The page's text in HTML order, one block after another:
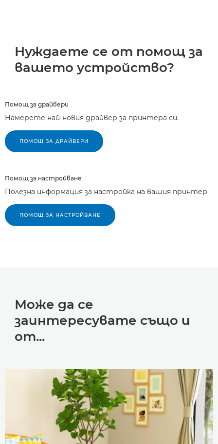
Нуждаете се от помощ за
вашето устройство?
Помощ за драйвери
Намерете най-новия драйвер за принтера си.
ПОМОЩ ЗА ДРАЙВЕРИ
Помощ за настройване
Полезна информация за настройка на вашия принтер.
ПОМОЩ ЗА НАСТРОЙВАНЕ
Може да се
заинтересувате също и
от...